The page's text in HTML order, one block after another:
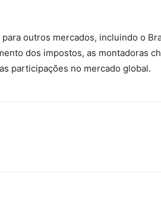
outros mercados, incluindo o
dos impostos, as montadoras
participações no mercado global.